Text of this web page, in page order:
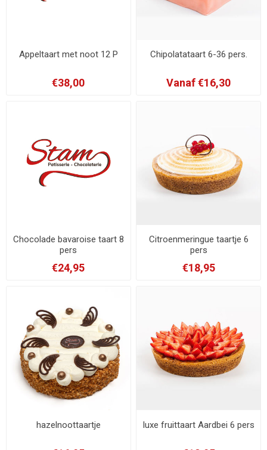
Appeltaart met noot 12 P
€38,00
Chipolatataart 6-36 pers.
Vanaf €16,30
Chocolade bavaroise taart 8
pers
€24,95
Citroenmeringue taartje 6
pers
€18,95
hazelnoottaartje luxe fruittaart Aardbei 6 pers